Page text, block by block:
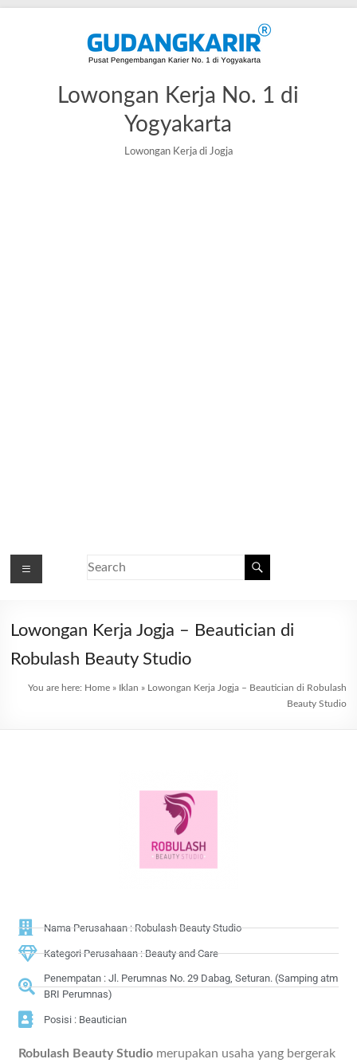
Lowongan Kerja No. 1 di
Yogyakarta
Lowongan Kerja di Jogja
Lowongan Kerja Jogja – Beautician di
Robulash Beauty Studio
You are here: Home» Iklan » Lowongan Kerja Jogja – Beautician di Robulash
Beauty Studio
Nama Perusahaan : Robulash Beauty Studio
Kategori Perusahaan : Beauty and Care
Penempatan : Jl. Perumnas No. 29 Dabag, Seturan. (Samping atm
BRI Perumnas)
Posisi : Beautician
Robulash Beauty Studio merupakan usaha yang bergerak